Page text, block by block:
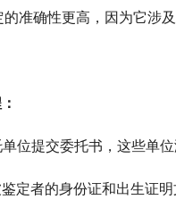
的准确性更高，因为它涉
位提交委托书，这些单
定者的身份证和出生证明